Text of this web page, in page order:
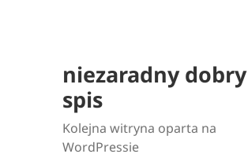
niezaradny dobry
spis
Kolejna witryna oparta na
WordPressie